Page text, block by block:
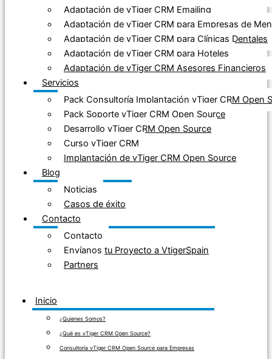
Adaptación de vTiger CRM Emailing
Adaptación de vTiger CRM para Empresas de
Adaptación de vTiger CRM para Clínicas Dentales
Adaptación de vTiger CRM para Hoteles
Adaptación de vTiger CRM Asesores Financieros
Servicios
Pack Consultoría Implantación vTiger CRM Open
Pack Soporte vTiger CRM Open Source
Desarrollo vTiger CRM Open Source
Curso vTiger CRM
Implantación de vTiger CRM Open Source
Blog
Noticias
Casos de éxito
Contacto
Contacto
Envíanos tu Proyecto a VtigerSpain
Partners
Inicio
¿Quienes Somos?
¿Qué es vTiger CRM Open Source?
Consultoría vTiger CRM Open Source para Empresas